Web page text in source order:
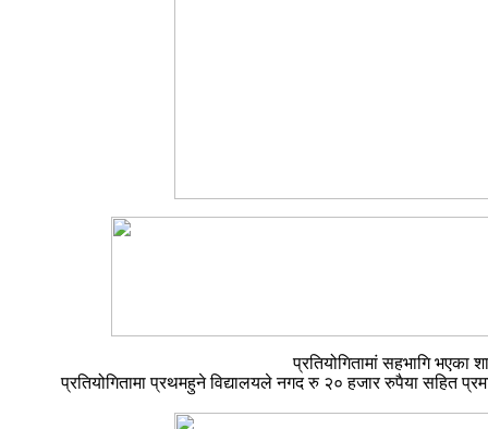
प्रतियोगितामां सहभागि भएका
प्रतियोगितामा प्रथमहुने विद्यालयले नगद रु २० हजार रुपैया सहित